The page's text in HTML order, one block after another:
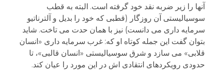
آنها را زیر ضربه نقد خود گرفته است. البته به قطب
سوسیالیستی آن روزگار (قطبی که خود را بدیل و آلترناتیو
سرمایه داری می دانست) نیز با همان حدت می تاخت. شاید
بتوان گفت این جمله کوتاه او که: غرب سرمایه داری «انسان
قلابی» می سازد و شرق سوسیالیستی «انسان قالبی»، تا
حدودی رویکردهای انتقادی اش در این مورد را عیان کند.